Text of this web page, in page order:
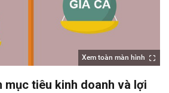
Xem toàn màn hình
mục tiêu kinh doanh và lợi